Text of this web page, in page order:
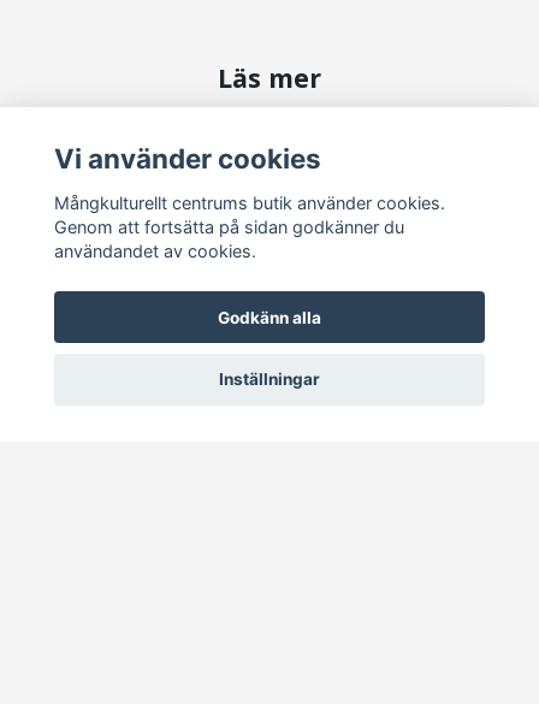
Läs mer
Köpvillkor
Sociala medier
Prenumerera på vårt nyhetsbrev
Vi använder cookies
Mångkulturellt centrums butik använder cookies.
Genom att fortsätta på sidan godkänner du
användandet av cookies.
Godkänn alla
Inställningar